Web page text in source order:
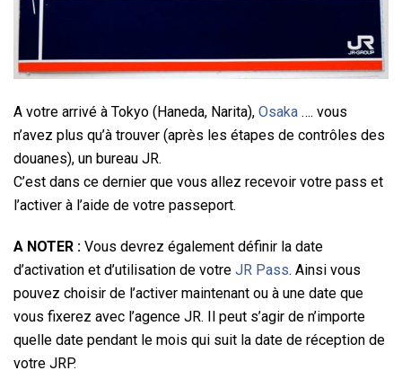
A votre arrivé à Tokyo (Haneda, Narita), Osaka …. vous
n’avez plus qu’à trouver (après les étapes de contrôles des
douanes), un bureau JR.
C’est dans ce dernier que vous allez recevoir votre pass et
l’activer à l’aide de votre passeport.
A NOTER : Vous devrez également définir la date
d’activation et d’utilisation de votre JR Pass. Ainsi vous
pouvez choisir de l’activer maintenant ou à une date que
vous fixerez avec l’agence JR. Il peut s’agir de n’importe
quelle date pendant le mois qui suit la date de réception de
votre JRP.